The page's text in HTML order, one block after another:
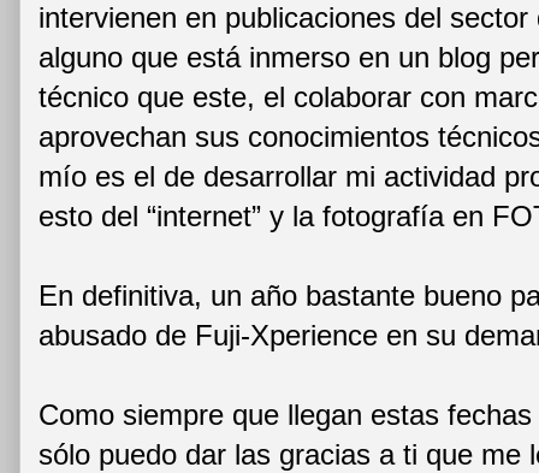
intervienen en publicaciones del
alguno que está inmerso en un blog
técnico que este, el colaborar con
aprovechan sus conocimientos
mío es el de desarrollar mi actividad
esto del “internet” y la fotografía en
En definitiva, un año bastante bueno
abusado de Fuji-Xperience en su
Como siempre que llegan estas
sólo puedo dar las gracias a ti que me